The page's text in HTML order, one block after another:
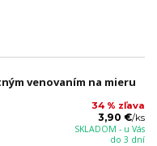
venovaním na mieru
34 % zľava
3,90 €/ks
SKLADOM - u Vás
do 3 dní